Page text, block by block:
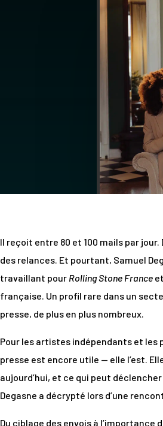
Il reçoit entre 80 et 100 mails par
des relances. Et pourtant, Samuel
travaillant pour Rolling Stone France et
française. Un profil rare dans un
presse, de plus en plus nombreux.
Pour les artistes indépendants et les
presse est encore utile — elle l’est.
aujourd’hui, et ce qui peut
Degasne a décrypté lors d’une
Du ciblage des envois à